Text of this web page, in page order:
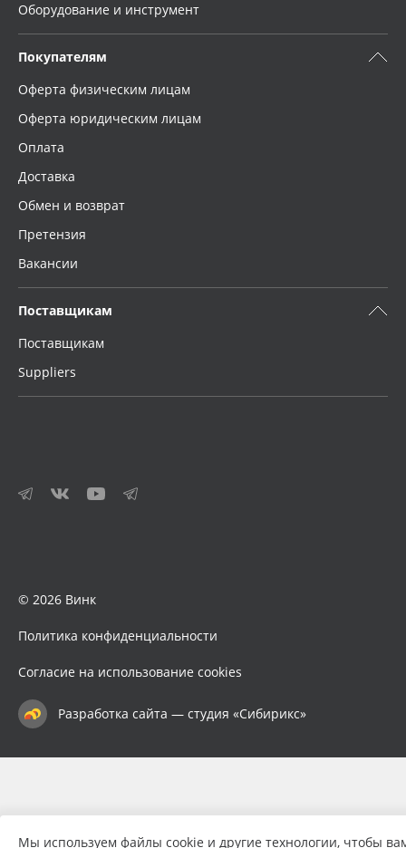
Оборудование и инструмент
Покупателям
Оферта физическим лицам
Оферта юридическим лицам
Оплата
Доставка
Обмен и возврат
Претензия
Вакансии
Поставщикам
Поставщикам
Suppliers
© 2026 Винк
Политика конфиденциальности
Согласие на использование cookies
Разработка сайта — студия «Сибирикс»
Мы используем файлы cookie и другие технологии, чтобы